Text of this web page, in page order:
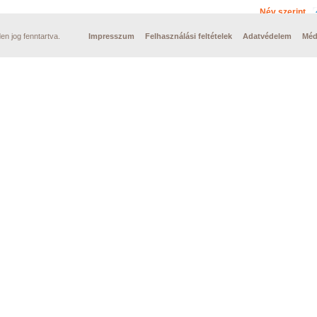
Név szerint
jog fenntartva. Impresszum Felhasználási feltételek Adatvédelem